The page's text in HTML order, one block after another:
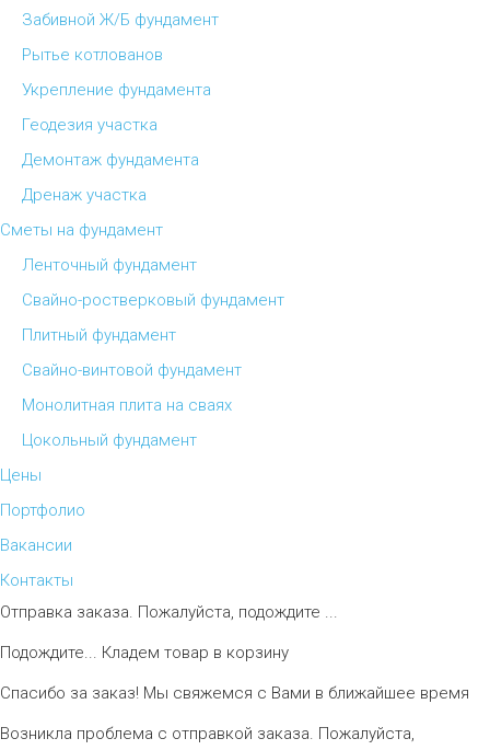
Забивной Ж/Б фундамент
Рытье котлованов
Укрепление фундамента
Геодезия участка
Демонтаж фундамента
Дренаж участка
Сметы на фундамент
Ленточный фундамент
Свайно-ростверковый фундамент
Плитный фундамент
Свайно-винтовой фундамент
Монолитная плита на сваях
Цокольный фундамент
Цены
Портфолио
Вакансии
Контакты
Отправка заказа. Пожалуйста, подождите ...
Подождите... Кладем товар в корзину
Спасибо за заказ! Мы свяжемся с Вами в ближайшее время
Возникла проблема с отправкой заказа. Пожалуйста,